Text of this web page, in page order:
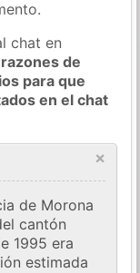
chat en
de
para que
en el chat
×
de Morona
cantón
1995 era
estimada